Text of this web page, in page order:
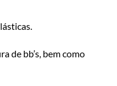
de bb’s, bem como